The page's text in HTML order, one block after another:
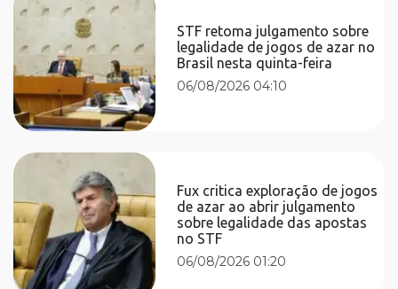
STF retoma julgamento sobre
legalidade de jogos de azar no
Brasil nesta quinta-feira
06/08/2026 04:10
Fux critica exploração de jogos
de azar ao abrir julgamento
sobre legalidade das apostas
no STF
06/08/2026 01:20